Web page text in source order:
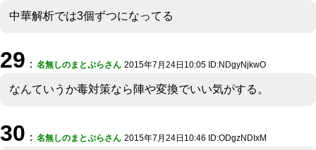
中華解析では3個ずつになってる
29 ： 名無しのまとぷらさん 2015年7月24日10:05 ID:NDgyNjkwO
なんていうか毒対策なら陣や変換でいい気がする。
30 ： 名無しのまとぷらさん 2015年7月24日10:46 ID:ODgzNDIxM